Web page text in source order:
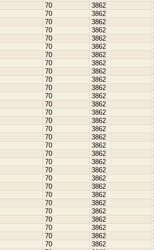
70 3862
70 3862
70 3862
70 3862
70 3862
70 3862
70 3862
70 3862
70 3862
70 3862
70 3862
70 3862
70 3862
70 3862
70 3862
70 3862
70 3862
70 3862
70 3862
70 3862
70 3862
70 3862
70 3862
70 3862
70 3862
70 3862
70 3862
70 3862
70 3862
70 3862